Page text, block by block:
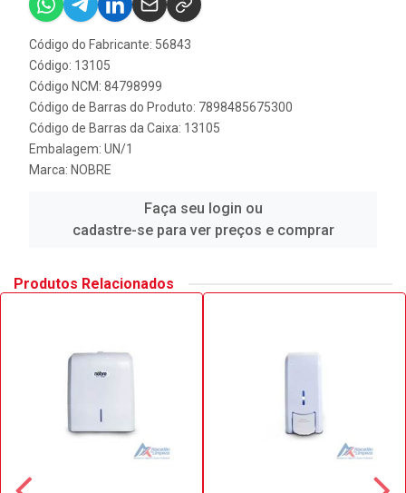
Código do Fabricante: 56843
Código: 13105
Código NCM: 84798999
Código de Barras do Produto: 7898485675300
Código de Barras da Caixa: 13105
Embalagem: UN/1
Marca: NOBRE
Faça seu login ou
cadastre-se para ver preços e comprar
Produtos Relacionados